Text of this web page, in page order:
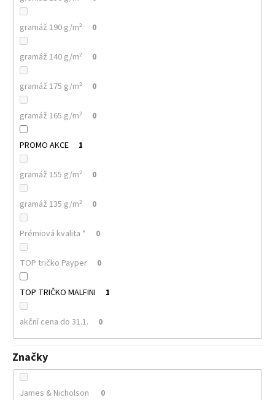
gramáž 190 g/m² 0
gramáž 140 g/m² 0
gramáž 175 g/m² 0
gramáž 165 g/m² 0
PROMO AKCE 1
gramáž 155 g/m² 0
gramáž 135 g/m² 0
Prémiová kvalita * 0
TOP tričko Payper 0
TOP TRIČKO MALFINI 1
akční cena do 31.1. 0
Značky
James & Nicholson 0